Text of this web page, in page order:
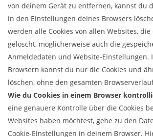
von deinem Gerät zu entfernen, kannst du
in den Einstellungen deines Browsers
werden alle Cookies von allen Websites,
gelöscht, möglicherweise auch die
Anmeldedaten und Website-Einstellungen.
Browsern kannst du nur die Cookies und
löschen, ohne den gesamten
Wie du Cookies in einem Browser
eine genauere Kontrolle über die Cookies
Websites haben möchtest, gehe zu den
Cookie-Einstellungen in deinem Browser.